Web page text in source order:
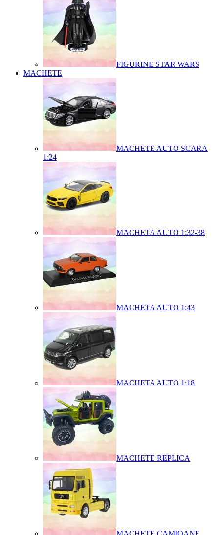
FIGURINE STAR WARS
MACHETE
MACHETE AUTO SCARA
1:24
MACHETA AUTO 1:32-38
MACHETA AUTO 1:43
MACHETA AUTO 1:18
MACHETE REPLICA
MACHETE CAMIOANE